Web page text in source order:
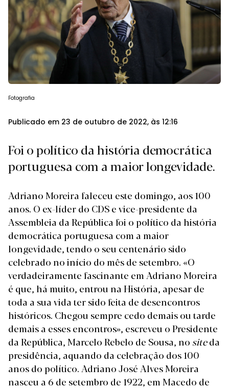
Fotografia
Publicado em 23 de outubro de 2022, às 12:16
Foi o político da história democrática
portuguesa com a maior longevidade.
Adriano Moreira faleceu este domingo, aos 100
anos. O ex-líder do CDS e vice-presidente da
Assembleia da República foi o político da história
democrática portuguesa com a maior
longevidade, tendo o seu centenário sido
celebrado no início do mês de setembro. «O
verdadeiramente fascinante em Adriano Moreira
é que, há muito, entrou na História, apesar de
toda a sua vida ter sido feita de desencontros
históricos. Chegou sempre cedo demais ou tarde
demais a esses encontros», escreveu o Presidente
da República, Marcelo Rebelo de Sousa, nositeda
presidência, aquando da celebração dos 100
anos do político. Adriano José Alves Moreira
nasceu a 6 de setembro de 1922, em Macedo de